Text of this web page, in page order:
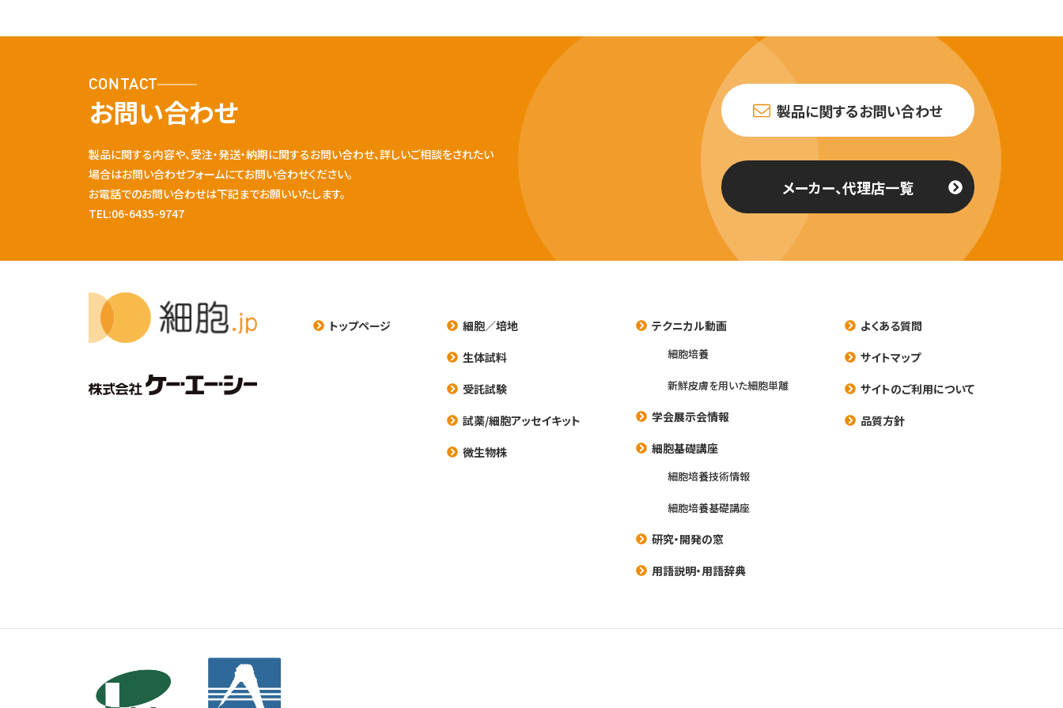
CONTACT
お問い合わせ
製品に関する内容や、受注・発送・納期に関するお問い合わせ、詳しいご相談をされたい
場合はお問い合わせフォームにてお問い合わせください。
お電話でのお問い合わせは下記までお願いいたします。
TEL:06-6435-9747
製品に関するお問い合わせ
メーカー、代理店一覧
トップページ
細胞／培地
生体試料
受託試験
試薬/細胞アッセイキット
微生物株
テクニカル動画
細胞培養
新鮮皮膚を用いた細胞単離
学会展示会情報
細胞基礎講座
細胞培養技術情報
細胞培養基礎講座
研究・開発の窓
用語説明・用語辞典
よくある質問
サイトマップ
サイトのご利用について
品質方針